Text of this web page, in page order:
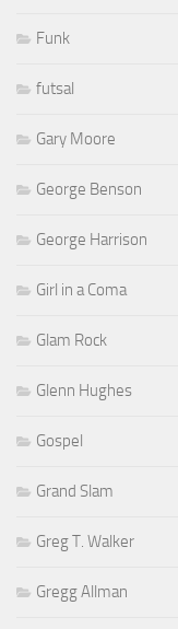
Funk
futsal
Gary Moore
George Benson
George Harrison
Girl in a Coma
Glam Rock
Glenn Hughes
Gospel
Grand Slam
Greg T. Walker
Gregg Allman